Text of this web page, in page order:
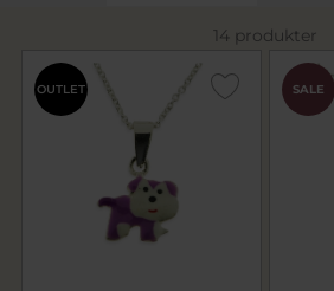
14 produkter
OUTLET SALE